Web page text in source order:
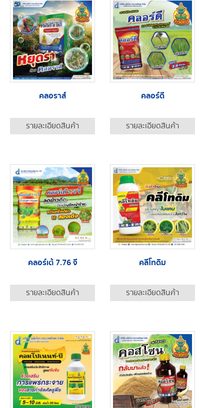
คลอราส์
รายละเอียดสินค้า
คลอร์ดี
รายละเอียดสินค้า
คลอร์เต้ 7.76 จี
รายละเอียดสินค้า
คลีโทดิม
รายละเอียดสินค้า